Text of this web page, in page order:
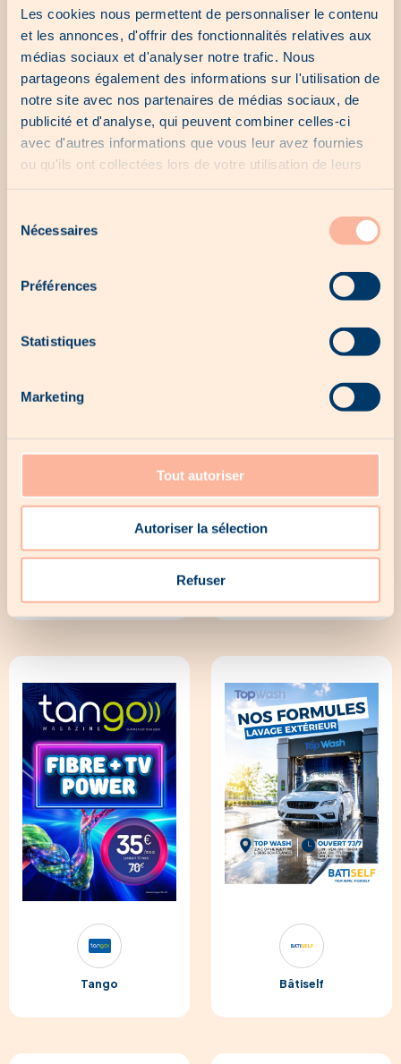
Les cookies nous permettent de personnaliser le contenu
et les annonces, d'offrir des fonctionnalités relatives aux
médias sociaux et d'analyser notre trafic. Nous
partageons également des informations sur l'utilisation de
notre site avec nos partenaires de médias sociaux, de
publicité et d'analyse, qui peuvent combiner celles-ci
avec d'autres informations que vous leur avez fournies
ou qu'ils ont collectées lors de votre utilisation de leurs
Nécessaires
Préférences
Statistiques
Marketing
Tout autoriser
Autoriser la sélection
Refuser
Cactus Bâtiself
Tango Bâtiself